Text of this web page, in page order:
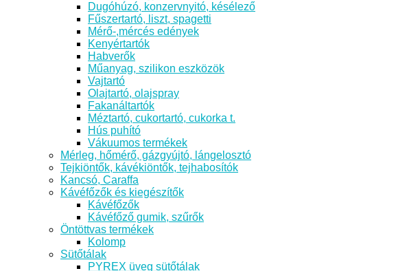
Dugóhúzó, konzervnyitó, késélező
Fűszertartó, liszt, spagetti
Mérő-,mércés edények
Kenyértartók
Habverők
Műanyag, szilikon eszközök
Vajtartó
Olajtartó, olajspray
Fakanáltartók
Méztartó, cukortartó, cukorka t.
Hús puhító
Vákuumos termékek
Mérleg, hőmérő, gázgyújtó, lángelosztó
Tejkiöntők, kávékiöntők, tejhabosítók
Kancsó, Caraffa
Kávéfőzők és kiegészítők
Kávéfőzők
Kávéfőző gumik, szűrők
Öntöttvas termékek
Kolomp
Sütőtálak
PYREX üveg sütőtálak